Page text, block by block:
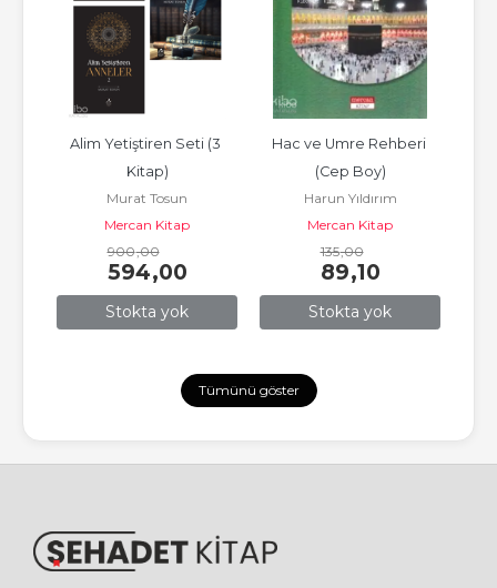
Stokta yok
Alim Yetiştiren Seti (3
Kitap)
Murat Tosun
Mercan Kitap
900,00
594,00
Stokta yok
Hac ve Umre Rehberi
(Cep Boy)
Harun Yıldırım
Mercan Kitap
135,00
89,10
Tümünü göster